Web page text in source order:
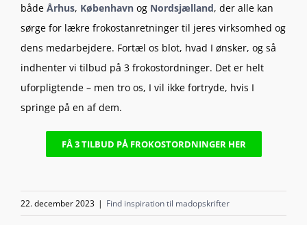
både Århus, København og Nordsjælland, der alle kan
sørge for lækre frokostanretninger til jeres virksomhed og
dens medarbejdere. Fortæl os blot, hvad I ønsker, og så
indhenter vi tilbud på 3 frokostordninger. Det er helt
uforpligtende – men tro os, I vil ikke fortryde, hvis I
springe på en af dem.
FÅ 3 TILBUD PÅ FROKOSTORDNINGER HER
22. december 2023 | Find inspiration til madopskrifter